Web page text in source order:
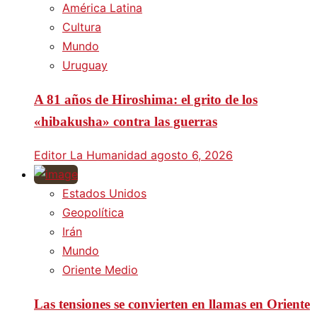
América Latina
Cultura
Mundo
Uruguay
A 81 años de Hiroshima: el grito de los
«hibakusha» contra las guerras
Editor La Humanidad agosto 6, 2026
Estados Unidos
Geopolítica
Irán
Mundo
Oriente Medio
Las tensiones se convierten en llamas en Oriente